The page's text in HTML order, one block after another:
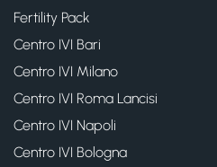
Fertility Pack
Centro IVI Bari
Centro IVI Milano
Centro IVI Roma Lancisi
Centro IVI Napoli
Centro IVI Bologna